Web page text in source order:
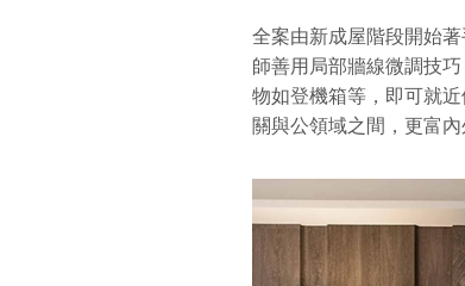
全案由新成屋階段開始
師善用局部牆線微調技
物如登機箱等，即可就
關與公領域之間，更富內